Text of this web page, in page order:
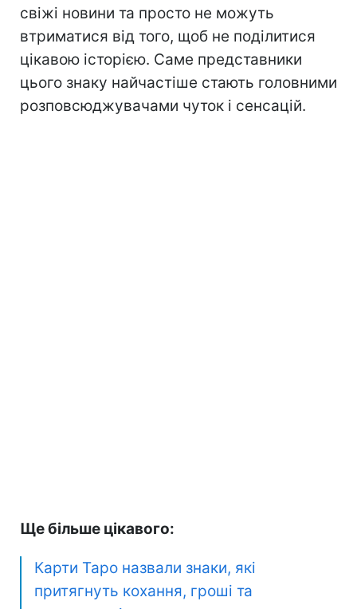
свіжі новини та просто не можуть
втриматися від того, щоб не поділитися
цікавою історією. Саме представники
цього знаку найчастіше стають головними
розповсюджувачами чуток і сенсацій.
Ще більше цікавого:
Карти Таро назвали знаки, які
притягнуть кохання, гроші та